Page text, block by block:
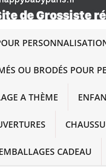
OU BRODÉS POUR
A THÈME
CADEAU